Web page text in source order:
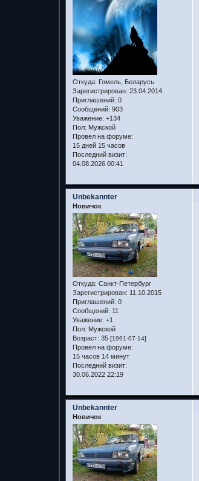
Откуда: Гомель, Беларусь
Зарегистрирован: 23.04.2014
Приглашений: 0
Сообщений: 903
Уважение: +134
Пол: Мужской
Провел на форуме:
15 дней 15 часов
Последний визит:
04.08.2026 00:41
Unbekannter
Новичок
Откуда: Санкт-Петербург
Зарегистрирован: 11.10.2015
Приглашений: 0
Сообщений: 11
Уважение: +1
Пол: Мужской
Возраст: 35 [1991-07-14]
Провел на форуме:
15 часов 14 минут
Последний визит:
30.06.2022 22:19
Unbekannter
Новичок